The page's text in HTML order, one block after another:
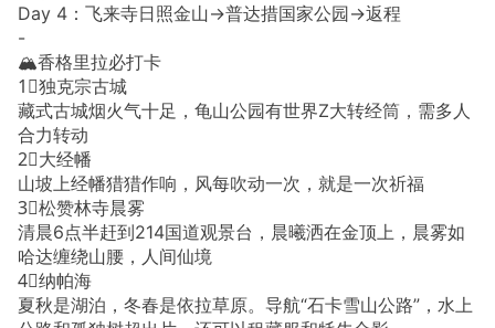
Day 4：飞来寺日照金山→普达措国家公园→返程
-
🏔️香格里拉必打卡
1⃣️独克宗古城
藏式古城烟火气十足，龟山公园有世界Z大转经筒，需多人
合力转动
2⃣️大经幡
山坡上经幡猎猎作响，风每吹动一次，就是一次祈福
3⃣️松赞林寺晨雾
清晨6点半赶到214国道观景台，晨曦洒在金顶上，晨雾如
哈达缠绕山腰，人间仙境
4⃣️纳帕海
夏秋是湖泊，冬春是依拉草原。导航“石卡雪山公路”，水上